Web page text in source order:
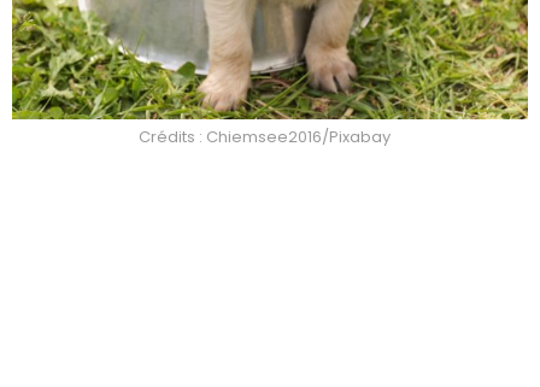
Crédits : Chiemsee2016/Pixabay